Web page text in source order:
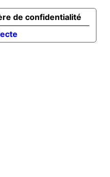
de confidentialité